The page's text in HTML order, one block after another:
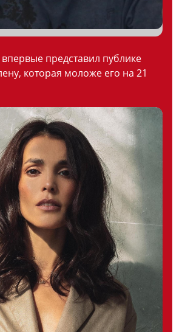
представил публике
которая моложе его на 21